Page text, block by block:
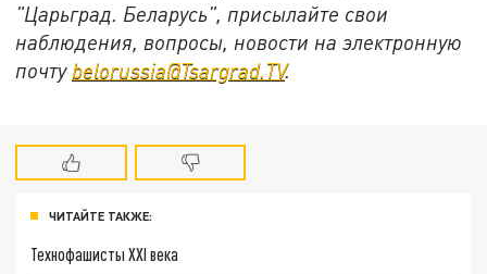
"Царьград. Беларусь", присылайте свои
наблюдения, вопросы, новости на электронную
почту belorussia@Tsargrad.TV.
ЧИТАЙТЕ ТАКЖЕ:
Технофашисты XXI века